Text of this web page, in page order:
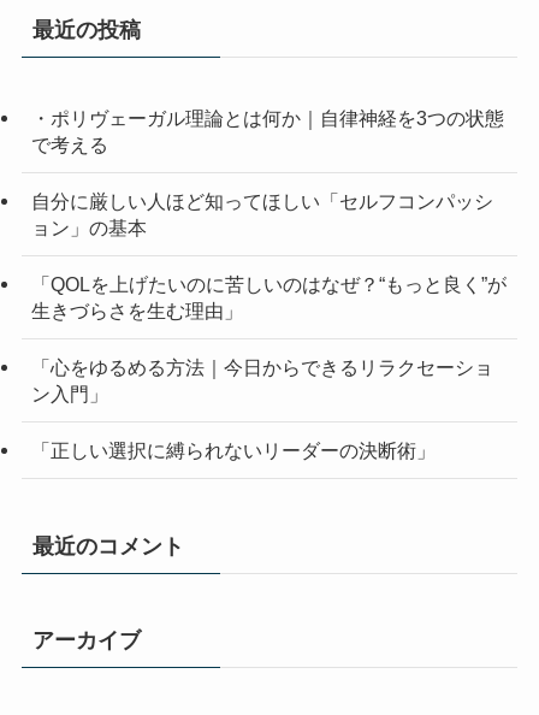
最近の投稿
・ポリヴェーガル理論とは何か｜自律神経を3つの状態
で考える
自分に厳しい人ほど知ってほしい「セルフコンパッシ
ョン」の基本
「QOLを上げたいのに苦しいのはなぜ？“もっと良く”が
生きづらさを生む理由」
「心をゆるめる方法｜今日からできるリラクセーショ
ン入門」
「正しい選択に縛られないリーダーの決断術」
最近のコメント
アーカイブ